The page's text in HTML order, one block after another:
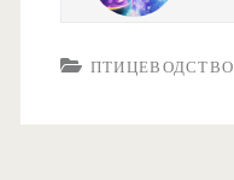
ПТИЦЕВОДСТВО